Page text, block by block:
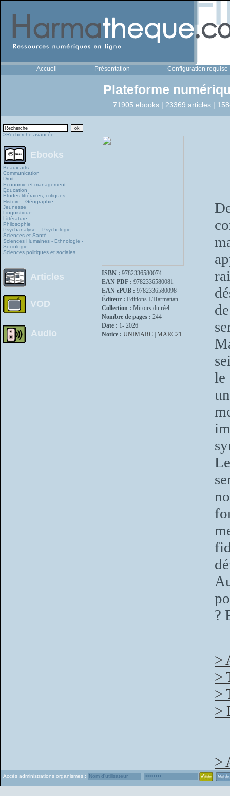
Accueil Présentation Configuration requise
Plateforme
71905 ebooks | 23369 articles |
>Recherche avancée
Ebooks
Beaux-arts
Communication
Droit
Economie et management
Education
Études littéraires, critiques
Histoire - Géographie
Jeunesse
Linguistique
Littérature
Philosophie
Psychanalyse – Psychologie
Sciences et Santé
Sciences Humaines - Ethnologie -
Sociologie
Sciences politiques et sociales
Articles
VOD
Audio
ISBN : 9782336580074
EAN PDF : 9782336580081
EAN ePUB : 9782336580098
Éditeur : Editions L'Harmattan
Collection : Miroirs du réel
Nombre de pages : 244
Date : 1- 2026
Notice : UNIMARC MARC21
le
?
>
>
>
>
>
Accès administrations organismes :